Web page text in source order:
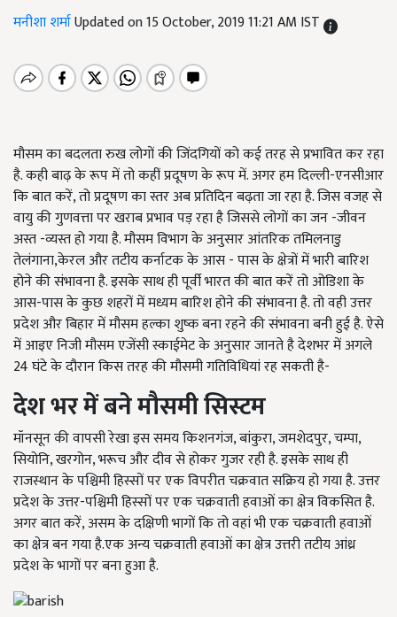
मनीशा शर्माUpdated on 15 October, 2019 11:21 AM IST
मौसम का बदलता रुख लोगों की जिंदगियों को कई तरह से प्रभावित कर रहा
है. कही बाढ़ के रूप में तो कहीं प्रदूषण के रूप में. अगर हम दिल्ली-एनसीआर
कि बात करें, तो प्रदूषण का स्तर अब प्रतिदिन बढ़ता जा रहा है. जिस वजह से
वायु की गुणवत्ता पर खराब प्रभाव पड़ रहा है जिससे लोगों का जन -जीवन
अस्त -व्यस्त हो गया है. मौसम विभाग के अनुसार आंतरिक तमिलनाडु
तेलंगाना,केरल और तटीय कर्नाटक के आस - पास के क्षेत्रों में भारी बारिश
होने की संभावना है. इसके साथ ही पूर्वी भारत की बात करें तो ओडिशा के
आस-पास के कुछ शहरों में मध्यम बारिश होने की संभावना है. तो वही उत्तर
प्रदेश और बिहार में मौसम हल्का शुष्क बना रहने की संभावना बनी हुई है. ऐसे
में आइए निजी मौसम एजेंसी स्काईमेट के अनुसार जानते है देशभर में अगले
24 घंटे के दौरान किस तरह की मौसमी गतिविधियां रह सकती है-
देश भर में बने मौसमी सिस्टम
मॉनसून की वापसी रेखा इस समय किशनगंज,बांकुरा,जमशेदपुर,चम्पा,
सियोनि,खरगोन,भरूच और दीव से होकर गुजर रही है. इसके साथ ही
राजस्थान के पश्चिमी हिस्सों पर एक विपरीत चक्रवात सक्रिय हो गया है. उत्तर
प्रदेश के उत्तर-पश्चिमी हिस्सों पर एक चक्रवाती हवाओं का क्षेत्र विकसित है.
अगर बात करें,असम के दक्षिणी भागों कि तो वहां भी एक चक्रवाती हवाओं
का क्षेत्र बन गया है.एक अन्य चक्रवाती हवाओं का क्षेत्र उत्तरी तटीय आंध्र
प्रदेश के भागों पर बना हुआ है.